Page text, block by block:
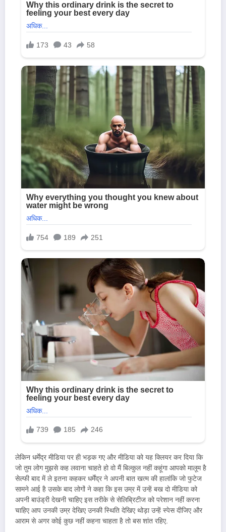
लेकिन धर्मेंद्र मीडिया पर ही भड़क गए और मीडिया को यह क्लियर कर दिया कि
जो तुम लोग मुझसे कह लवाना चाहते हो वो मैं बिल्कुल नहीं कहूंगा आपको मालूम है
सेल्फी बाद में ले इतना कहकर धर्मेंद्र ने अपनी बात खत्म की हालांकि जो फुटेज
सामने आई है उसके बाद लोगों ने कहा कि इस उम्र में उन्हें बख दो मीडिया को
अपनी बाउंड्री देखनी चाहिए इस तरीके से सेलिब्रिटीज को परेशान नहीं करना
चाहिए आप उनकी उम्र देखिए उनकी स्थिति देखिए थोड़ा उन्हें स्पेस दीजिए और
आराम से अगर कोई कुछ नहीं कहना चाहता है तो बस शांत रहिए.